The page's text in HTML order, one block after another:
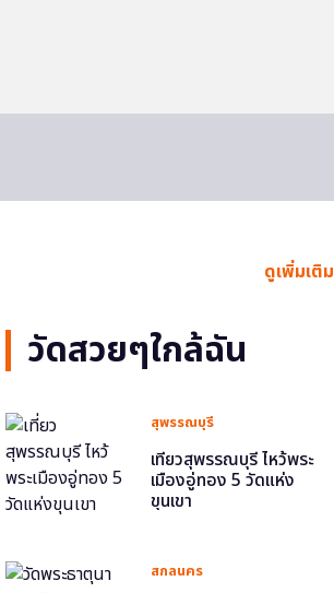
ดูเพิ่มเติม
วัดสวยๆใกล้ฉัน
สุพรรณบุรี
เที่ยวสุพรรณบุรี ไหว้พระ
เมืองอู่ทอง 5 วัดแห่ง
ขุนเขา
สกลนคร